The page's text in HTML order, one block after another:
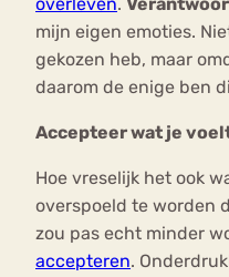
overleven.
mijn eigen emoties.
gekozen heb, maar
daarom de enige ben
Accepteer wat je
Hoe vreselijk het ook
overspoeld te worden
zou pas echt minder
accepteren.